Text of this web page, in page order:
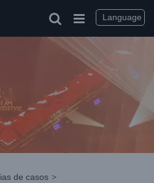
de casos >
Language